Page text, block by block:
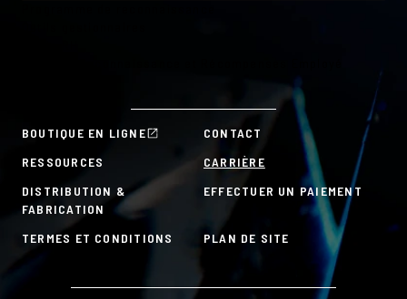
BOUTIQUE EN LIGNE
CONTACT
RESSOURCES
CARRIÈRE
DISTRIBUTION &
FABRICATION
EFFECTUER UN PAIEMENT
TERMES ET CONDITIONS PLAN DE SITE